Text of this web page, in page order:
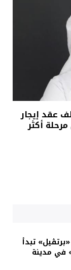
كابيتال»: تسجيل أكثر من 40 ألف عقد إيجار
أكثر
شهراً... «برتڤيل» تبدأ
مشروع «ڤيل 11» في مدينة